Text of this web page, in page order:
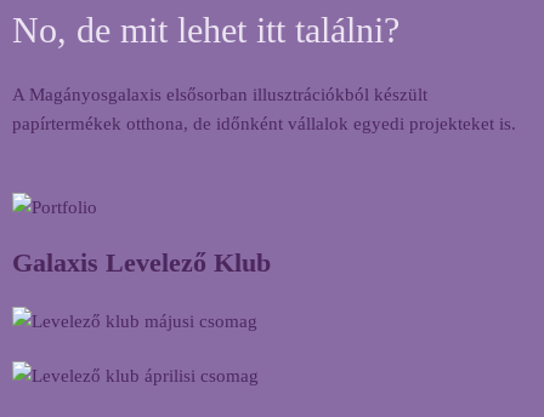
No, de mit lehet itt találni?
A Magányosgalaxis elsősorban illusztrációkból készült
papírtermékek otthona, de időnként vállalok egyedi projekteket is.
Galaxis Levelező Klub